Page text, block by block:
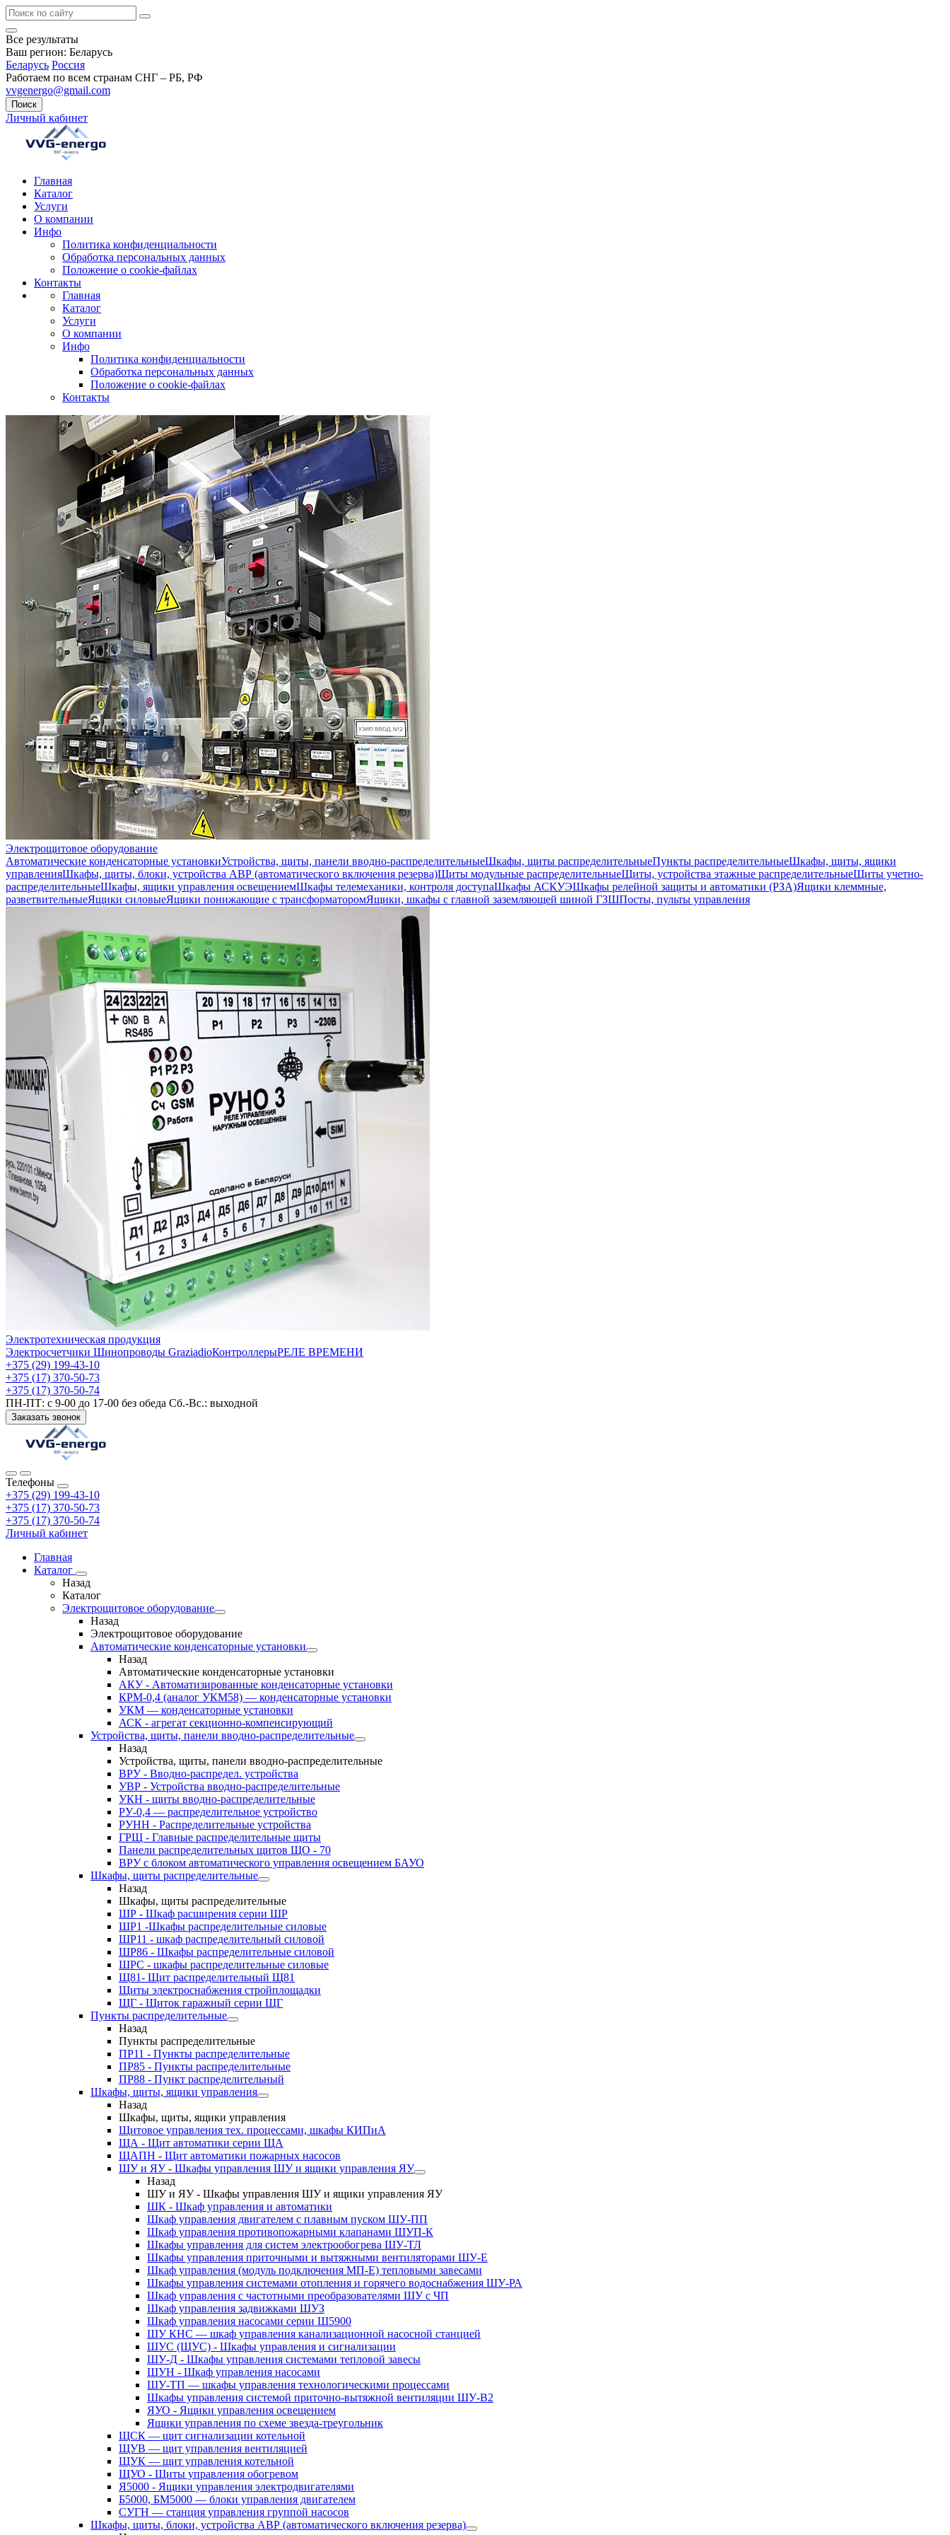
Все результаты
Ваш регион: Беларусь
Беларусь Россия
Работаем по всем странам СНГ – РБ, РФ
vvgenergo@gmail.com
Поиск
Личный кабинет
Главная
Каталог
Услуги
О компании
Инфо
Политика конфиденциальности
Обработка персональных данных
Положение о cookie-файлах
Контакты
Главная
Каталог
Услуги
О компании
Инфо
Политика конфиденциальности
Обработка персональных данных
Положение о cookie-файлах
Контакты
Электрощитовое оборудование
Автоматические конденсаторные установкиУстройства, щиты, панели вводно-распределительныеШкафы, щиты распределительныеПункты распределительныеШкафы, щиты, ящики
управленияШкафы, щиты, блоки, устройства АВР (автоматического включения резерва)Щиты модульные распределительныеЩиты, устройства этажные распределительныеЩиты учетно-
распределительныеШкафы, ящики управления освещениемШкафы телемеханики, контроля доступаШкафы АСКУЭШкафы релейной защиты и автоматики (РЗА)Ящики клеммные,
разветвительныеЯщики силовыеЯщики понижающие с трансформаторомЯщики, шкафы с главной заземляющей шиной ГЗШПосты, пульты управления
Электротехническая продукция
Электросчетчики Шинопроводы GraziadioКонтроллерыРЕЛЕ ВРЕМЕНИ
+375 (29) 199-43-10
+375 (17) 370-50-73
+375 (17) 370-50-74
ПН-ПТ: с 9-00 до 17-00 без обеда Сб.-Вс.: выходной
Заказать звонок
Телефоны
+375 (29) 199-43-10
+375 (17) 370-50-73
+375 (17) 370-50-74
Личный кабинет
Главная
Каталог
Назад
Каталог
Электрощитовое оборудование
Назад
Электрощитовое оборудование
Автоматические конденсаторные установки
Назад
Автоматические конденсаторные установки
АКУ - Автоматизированные конденсаторные установки
КРМ-0,4 (аналог УКМ58) — конденсаторные установки
УКМ — конденсаторные установки
АСК - агрегат секционно-компенсирующий
Устройства, щиты, панели вводно-распределительные
Назад
Устройства, щиты, панели вводно-распределительные
ВРУ - Вводно-распредел. устройства
УВР - Устройства вводно-распределительные
УКН - щиты вводно-распределительные
РУ-0,4 — распределительное устройство
РУНН - Распределительные устройства
ГРЩ - Главные распределительные щиты
Панели распределительных щитов ЩО - 70
ВРУ с блоком автоматического управления освещением БАУО
Шкафы, щиты распределительные
Назад
Шкафы, щиты распределительные
ШР - Шкаф расширения серии ШР
ШР1 -Шкафы распределительные силовые
ШР11 - шкаф распределительный силовой
ШР86 - Шкафы распределительные силовой
ШРС - шкафы распределительные силовые
Щ81- Щит распределительный Щ81
Щиты электроснабжения стройплощадки
ЩГ - Щиток гаражный серии ЩГ
Пункты распределительные
Назад
Пункты распределительные
ПР11 - Пункты распределительные
ПР85 - Пункты распределительные
ПР88 - Пункт распределительный
Шкафы, щиты, ящики управления
Назад
Шкафы, щиты, ящики управления
Щитовое управления тех. процессами, шкафы КИПиА
ЩА - Щит автоматики серии ЩА
ЩАПН - Щит автоматики пожарных насосов
ШУ и ЯУ - Шкафы управления ШУ и ящики управления ЯУ
Назад
ШУ и ЯУ - Шкафы управления ШУ и ящики управления ЯУ
ШК - Шкаф управления и автоматики
Шкаф управления двигателем с плавным пуском ШУ-ПП
Шкаф управления противопожарными клапанами ШУП-К
Шкафы управления для систем электрообогрева ШУ-ТЛ
Шкафы управления приточными и вытяжными вентиляторами ШУ-Е
Шкаф управления (модуль подключения МП-Е) тепловыми завесами
Шкафы управления системами отопления и горячего водоснабжения ШУ-РА
Шкаф управления с частотными преобразователями ШУ с ЧП
Шкаф управления задвижками ШУЗ
Шкаф управления насосами серии Ш5900
ШУ КНС — шкаф управления канализационной насосной станцией
ШУС (ЩУС) - Шкафы управления и сигнализации
ШУ-Д - Шкафы управления системами тепловой завесы
ШУН - Шкаф управления насосами
ШУ-ТП — шкафы управления технологическими процессами
Шкафы управления системой приточно-вытяжной вентиляции ШУ-В2
ЯУО - Ящики управления освещением
Ящики управления по схеме звезда-треугольник
ЩСК — щит сигнализации котельной
ЩУВ — щит управления вентиляцией
ЩУК — щит управления котельной
ЩУО - Щиты управления обогревом
Я5000 - Ящики управления электродвигателями
Б5000, БМ5000 — блоки управления двигателем
СУГН — станция управления группой насосов
Шкафы, щиты, блоки, устройства АВР (автоматического включения резерва)